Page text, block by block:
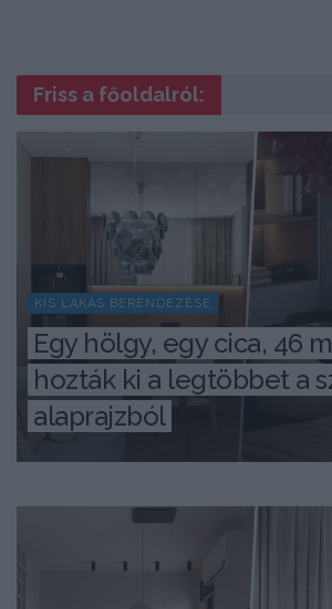
Friss a főoldalról:
KIS LAKÁS BERENDEZÉSE
Egy hölgy, egy cica, 46
hozták ki a legtöbbet a
alaprajzból